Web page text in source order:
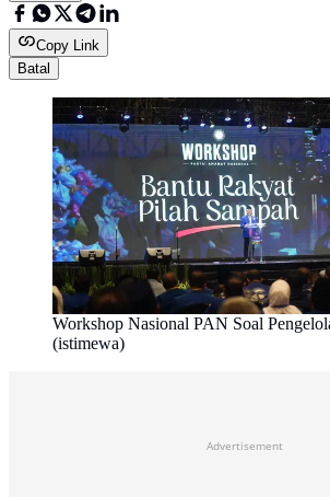
Copy Link
Batal
Workshop Nasional PAN Soal
(istimewa)
Advertisement